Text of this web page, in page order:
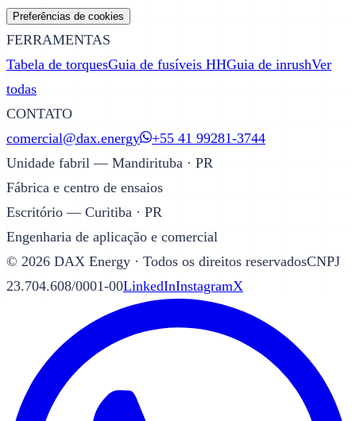
Preferências de cookies
FERRAMENTAS
Tabela de torquesGuia de fusíveis HHGuia de inrushVer
todas
CONTATO
comercial@dax.energy
+55 41 99281-3744
Unidade fabril — Mandirituba · PR
Fábrica e centro de ensaios
Escritório — Curitiba · PR
Engenharia de aplicação e comercial
© 2026 DAX Energy · Todos os direitos reservadosCNPJ
23.704.608/0001-00LinkedInInstagramX